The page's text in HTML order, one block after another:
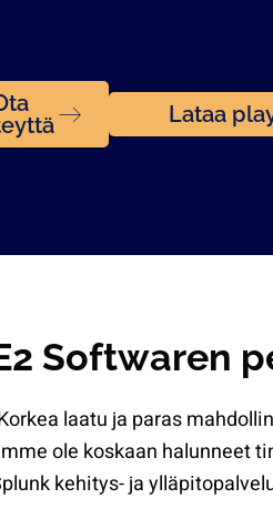
Lataa
Softwaren
laatu ja paras
ole koskaan halunneet
kehitys- ja